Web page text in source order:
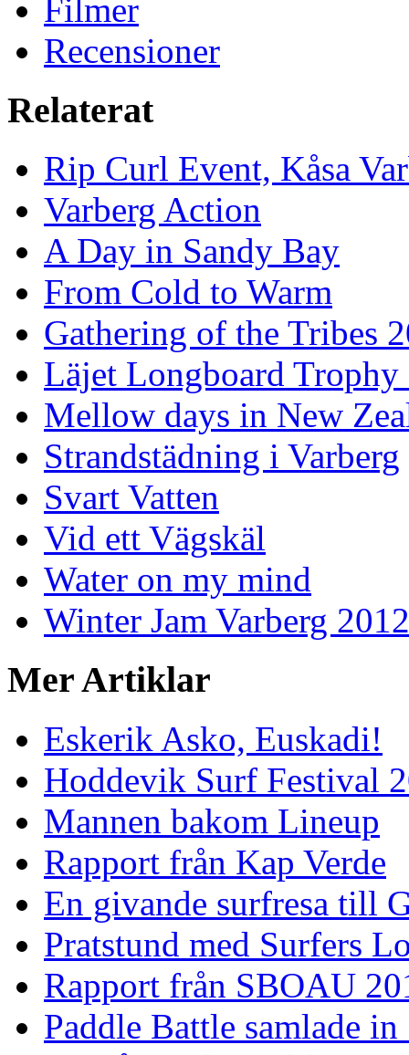
Filmer
Recensioner
Relaterat
Rip Curl Event, Kåsa
Varberg Action
A Day in Sandy Bay
From Cold to Warm
Gathering of the Tribes
Läjet Longboard
Mellow days in New
Strandstädning i Varberg
Svart Vatten
Vid ett Vägskäl
Water on my mind
Winter Jam Varberg 2012
Mer Artiklar
Eskerik Asko, Euskadi!
Hoddevik Surf Festival
Mannen bakom Lineup
Rapport från Kap Verde
En givande surfresa till
Pratstund med Surfers
Rapport från SBOAU
Paddle Battle samlade